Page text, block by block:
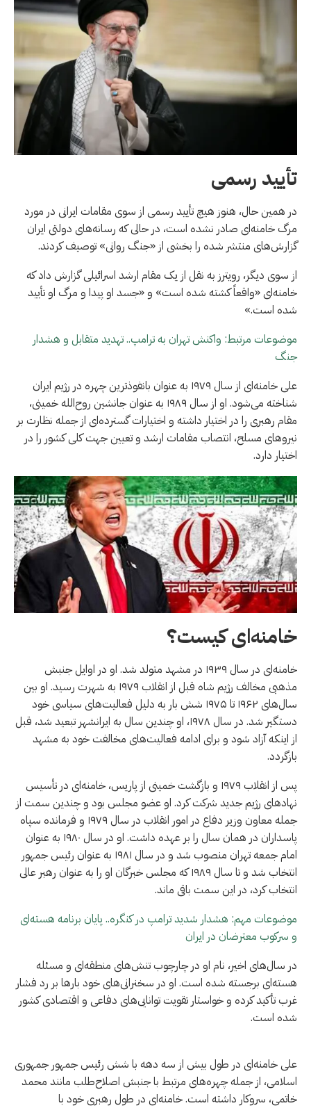
تأیید رسمی
در همین حال، هنوز هیچ تأیید رسمی از سوی مقامات ایرانی در مورد
مرگ خامنه‌ای صادر نشده است، در حالی که رسانه‌های دولتی ایران
گزارش‌های منتشر شده را بخشی از «جنگ روانی» توصیف کردند.
از سوی دیگر، رویترز به نقل از یک مقام ارشد اسرائیلی گزارش داد که
خامنه‌ای «واقعاً کشته شده است» و «جسد او پیدا و مرگ او تأیید
شده است.»
موضوعات مرتبط: واکنش تهران به ترامپ.. تهدید متقابل و هشدار
جنگ
علی خامنه‌ای از سال ۱۹۷۹ به عنوان بانفوذترین چهره در رژیم ایران
شناخته می‌شود. او از سال ۱۹۸۹ به عنوان جانشین روح‌الله خمینی،
مقام رهبری را در اختیار داشته و اختیارات گسترده‌ای از جمله نظارت بر
نیروهای مسلح، انتصاب مقامات ارشد و تعیین جهت کلی کشور را در
اختیار دارد.
خامنه‌ای کیست؟
خامنه‌ای در سال ۱۹۳۹ در مشهد متولد شد. او در اوایل جنبش
مذهبی مخالف رژیم شاه قبل از انقلاب ۱۹۷۹ به شهرت رسید. او بین
سال‌های ۱۹۶۲ تا ۱۹۷۵ شش بار به دلیل فعالیت‌های سیاسی خود
دستگیر شد. در سال ۱۹۷۸، او چندین سال به ایرانشهر تبعید شد، قبل
از اینکه آزاد شود و برای ادامه فعالیت‌های مخالفت خود به مشهد
بازگردد.
پس از انقلاب ۱۹۷۹ و بازگشت خمینی از پاریس، خامنه‌ای در تأسیس
نهادهای رژیم جدید شرکت کرد. او عضو مجلس بود و چندین سمت از
جمله معاون وزیر دفاع در امور انقلاب در سال ۱۹۷۹ و فرمانده سپاه
پاسداران در همان سال را بر عهده داشت. او در سال ۱۹۸۰ به عنوان
امام جمعه تهران منصوب شد و در سال ۱۹۸۱ به عنوان رئیس جمهور
انتخاب شد و تا سال ۱۹۸۹ که مجلس خبرگان او را به عنوان رهبر عالی
انتخاب کرد، در این سمت باقی ماند.
موضوعات مهم: هشدار شدید ترامپ در کنگره.. پایان برنامه هسته‌ای
و سرکوب معترضان در ایران
در سال‌های اخیر، نام او در چارچوب تنش‌های منطقه‌ای و مسئله
هسته‌ای برجسته شده است. او در سخنرانی‌های خود بارها بر رد فشار
غرب تأکید کرده و خواستار تقویت توانایی‌های دفاعی و اقتصادی کشور
شده است.
علی خامنه‌ای در طول بیش از سه دهه با شش رئیس جمهور جمهوری
اسلامی، از جمله چهره‌های مرتبط با جنبش اصلاح‌طلب مانند محمد
خاتمی، سروکار داشته است. خامنه‌ای در طول رهبری خود با